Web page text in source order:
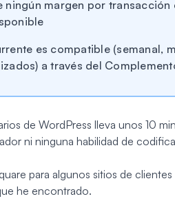
ningún margen por transacción
es compatible (semanal,
a través del
de WordPress lleva unos 10
ni ninguna habilidad de
para algunos sitios de
he encontrado.